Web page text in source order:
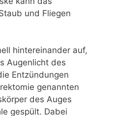
und Fliegen
hintereinander auf,
Augenlicht des
Entzündungen
genannten
des Auges
gespült. Dabei